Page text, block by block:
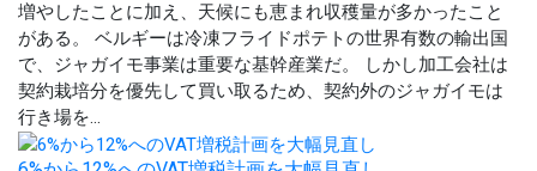
増やしたことに加え、天候にも恵まれ収穫量が多かったこと
がある。 ベルギーは冷凍フライドポテトの世界有数の輸出国
で、ジャガイモ事業は重要な基幹産業だ。 しかし加工会社は
契約栽培分を優先して買い取るため、契約外のジャガイモは
行き場を...